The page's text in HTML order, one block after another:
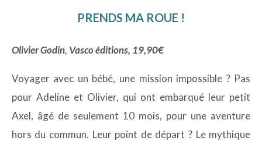
PRENDS MA ROUE !
Olivier Godin, Vasco éditions, 19,90€
Voyager avec un bébé, une mission impossible ? Pas
pour Adeline et Olivier, qui ont embarqué leur petit
Axel, âgé de seulement 10 mois, pour une aventure
hors du commun. Leur point de départ ? Le mythique